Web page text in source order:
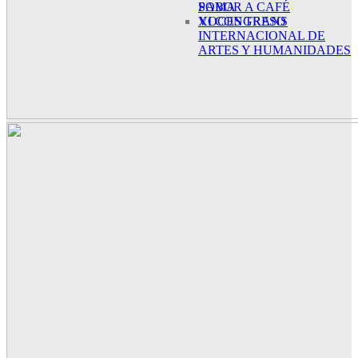
SABOR A CAFÉ
XI CONGRESO
INTERNACIONAL DE
ARTES Y HUMANIDADES
POMA
VOCES TRANS